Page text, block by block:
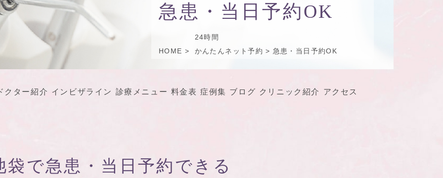
急患・当日予約OK
HOME
24時間
かんたんネット予約
急患・当日予約OK
クター紹介 インビザライン 診療メニュー 料金表 症例集 ブログ クリニック紹介 アクセス
袋で急患・当日予約できる